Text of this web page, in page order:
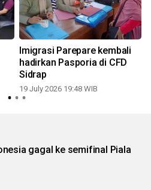
Imigrasi Parepare kembali
hadirkan Pasporia di CFD
Sidrap
19 July 2026 19:48 WIB
gagal ke semifinal Piala